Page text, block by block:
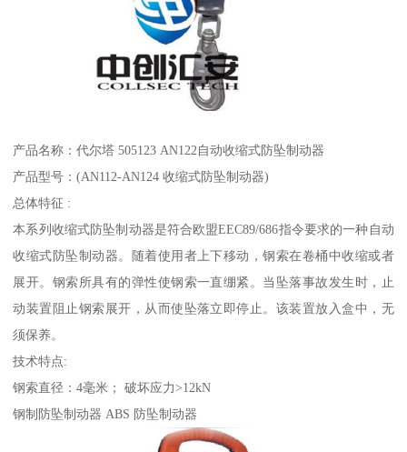
产品名称：代尔塔 505123 AN122自动收缩式防坠制动器
产品型号：(AN112-AN124 收缩式防坠制动器)
总体特征 :
本系列收缩式防坠制动器是符合欧盟EEC89/686指令要求的一种自动
收缩式防坠制动器。随着使用者上下移动，钢索在卷桶中收缩或者
展开。钢索所具有的弹性使钢索一直绷紧。当坠落事故发生时，止
动装置阻止钢索展开，从而使坠落立即停止。该装置放入盒中，无
须保养。
技术特点:
钢索直径：4毫米； 破坏应力>12kN
钢制防坠制动器 ABS 防坠制动器